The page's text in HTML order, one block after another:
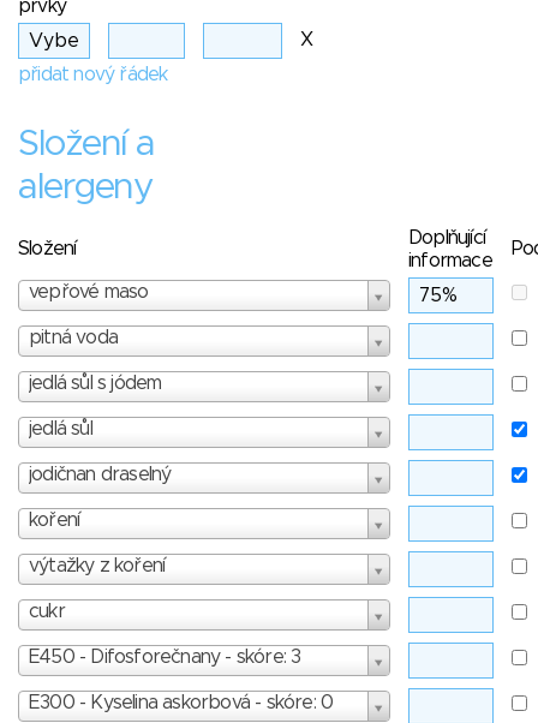
prvky
X
přidat nový řádek
Složení a
alergeny
Složení
Doplňující
informace
vepřové maso
pitná voda
jedlá sůl s jódem
jedlá sůl
jodičnan draselný
koření
výtažky z koření
cukr
E450 - Difosforečnany - skóre: 3
E300 - Kyselina askorbová - skóre: 0